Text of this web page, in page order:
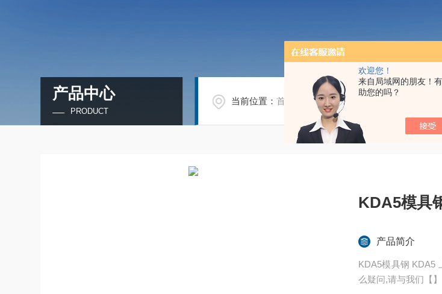
欢迎您！
来自局域网的朋友！
助您的吗？
产品中心
PRODUCT
当前位置：首页 产品中心/ /
KDA5模具
产品简介
KDA5模具钢 KDA5
么疑问,请与我们【】